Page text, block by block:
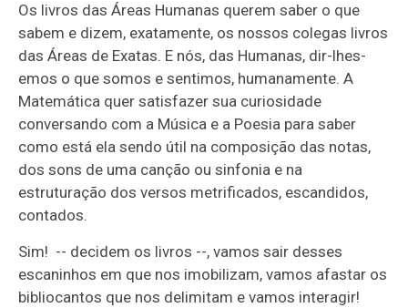
Os livros das Áreas Humanas querem saber o que
sabem e dizem, exatamente, os nossos colegas livros
das Áreas de Exatas. E nós, das Humanas, dir-lhes-
emos o que somos e sentimos, humanamente. A
Matemática quer satisfazer sua curiosidade
conversando com a Música e a Poesia para saber
como está ela sendo útil na composição das notas,
dos sons de uma canção ou sinfonia e na
estruturação dos versos metrificados, escandidos,
contados.
Sim! -- decidem os livros --, vamos sair desses
escaninhos em que nos imobilizam, vamos afastar os
bibliocantos que nos delimitam e vamos interagir!